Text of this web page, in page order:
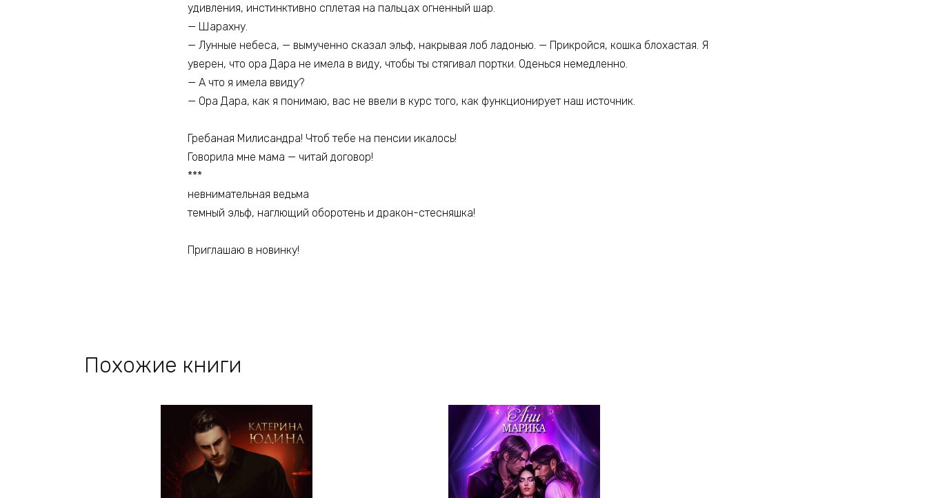
удивления, инстинктивно сплетая на пальцах огненный шар.
— Шарахну.
— Лунные небеса, — вымученно сказал эльф, накрывая лоб ладонью. — Прикройся, кошка блохастая. Я
уверен, что ора Дара не имела в виду, чтобы ты стягивал портки. Оденься немедленно.
— А что я имела ввиду?
— Ора Дара, как я понимаю, вас не ввели в курс того, как функционирует наш источник.
Гребаная Милисандра! Чтоб тебе на пенсии икалось!
Говорила мне мама — читай договор!
***
невнимательная ведьма
темный эльф, наглющий оборотень и дракон-стесняшка!
Приглашаю в новинку!
Похожие книги